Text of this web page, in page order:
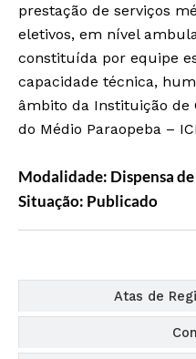
prestação de serviços
eletivos, em nível
constituída por equipe
capacidade técnica,
âmbito da Instituição de
do Médio Paraopeba –
Modalidade: Dispensa
Situação: Publicado
Atas de